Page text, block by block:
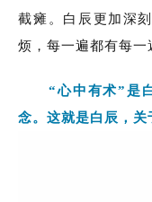
截瘫。白辰更加深
烦，每一遍都有每一
“心中有术”是
念。这就是白辰，关